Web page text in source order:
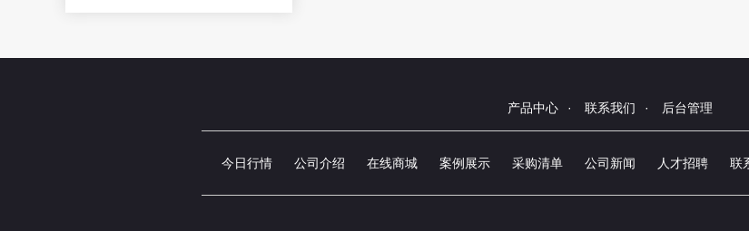
产品中心 · 联系我们 · 后台管理
今日行情 公司介绍 在线商城 案例展示 采购清单 公司新闻 人才招聘 联